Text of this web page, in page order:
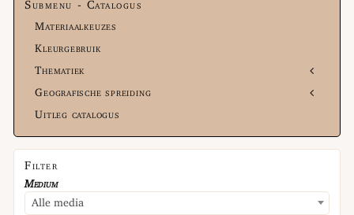
Submenu - Catalogus
Materiaalkeuzes
Kleurgebruik
Thematiek
Geografische spreiding
Uitleg catalogus
Filter
Medium
Alle media